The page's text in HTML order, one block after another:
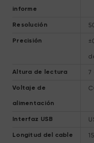
informe
Resolución
Precisión
Altura de lectura 7
Voltaje de
alimentación
Interfaz USB
Longitud del cable